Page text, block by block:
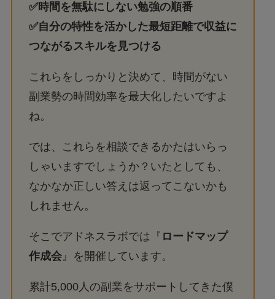
✅時間を無駄にしない勉強の順番
✅自分の特性を活かした最短距離で収益に
つながるスキルを見つける
これらをしっかりと決めて、時間がない
副業勢の時間効率を最大化したいですよ
ね。
では、これらを相談できるかたはいらっ
しゃいますでしょうか？いたとしても、
なかなか正しい答えは返ってこないかも
しれません。
そこでアドネスラボでは『 ロードマップ
作成会』を開催しています。
累計5,000人の副業をサポートしてきた僕